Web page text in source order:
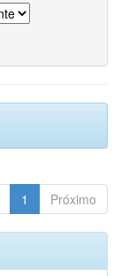
1 Próximo